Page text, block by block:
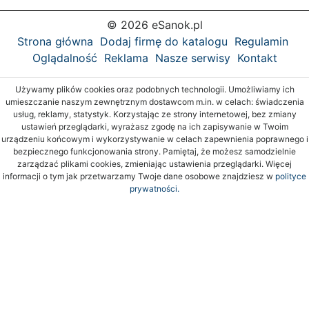
© 2026 eSanok.pl
Strona główna Dodaj firmę do katalogu Regulamin
Oglądalność Reklama Nasze serwisy Kontakt
Używamy plików cookies oraz podobnych technologii. Umożliwiamy ich
umieszczanie naszym zewnętrznym dostawcom m.in. w celach: świadczenia
usług, reklamy, statystyk. Korzystając ze strony internetowej, bez zmiany
ustawień przeglądarki, wyrażasz zgodę na ich zapisywanie w Twoim
urządzeniu końcowym i wykorzystywanie w celach zapewnienia poprawnego i
bezpiecznego funkcjonowania strony. Pamiętaj, że możesz samodzielnie
zarządzać plikami cookies, zmieniając ustawienia przeglądarki. Więcej
informacji o tym jak przetwarzamy Twoje dane osobowe znajdziesz w polityce
prywatności.